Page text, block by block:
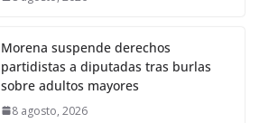
Morena suspende derechos
partidistas a diputadas tras burlas
sobre adultos mayores
8 agosto, 2026